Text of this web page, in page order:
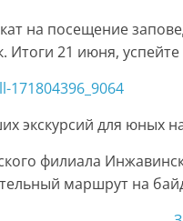
на посещение
Итоги 21 июня,
экскурсий для юных
филиала
маршрут на